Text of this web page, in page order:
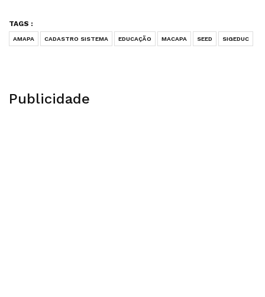
TAGS :
AMAPA CADASTRO SISTEMA EDUCAÇÃO MACAPA SEED SIGEDUC
Publicidade